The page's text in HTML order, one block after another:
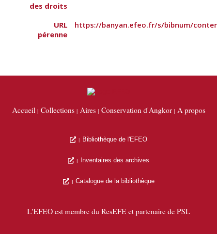
des droits
URL
pérenne
https://banyan.efeo.fr/s/bibnum/
Accueil Collections Aires Conservation d'Angkor A propos
Bibliothèque de l'EFEO
Inventaires des archives
Catalogue de la bibliothèque
L'EFEO est membre du ResEFE et partenaire de PSL